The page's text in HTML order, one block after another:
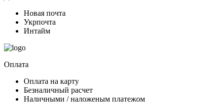
Новая почта
Укрпочта
Интайм
Оплата
Оплата на карту
Безналичный расчет
Наличными / наложеным платежом